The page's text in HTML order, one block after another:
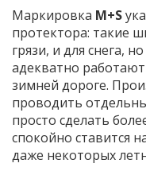
Маркировка M+S
протектора: такие
грязи, и для снега,
адекватно
зимней дороге.
проводить
просто сделать
спокойно ставится
даже некоторых